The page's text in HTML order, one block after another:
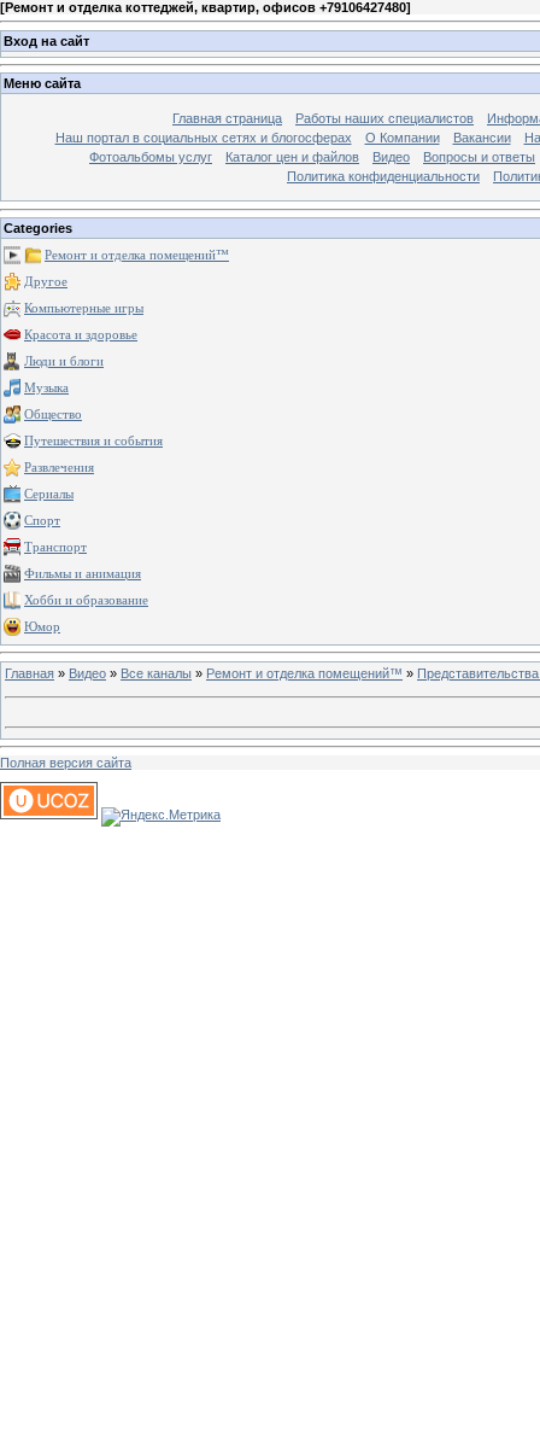
[Ремонт и отделка коттеджей, квартир, офисов +79106427480]
Вход на сайт
Меню сайта
Главная страница Работы наших специалистов
Наш портал в социальных сетях и блогосферах
О Компании Вакансии
Фотоальбомы услуг
Каталог цен и файлов Видео
Вопросы и ответы
Политика конфиденциальности
Categories
Ремонт и отделка помещений™
Другое
Компьютерные игры
Красота и здоровье
Люди и блоги
Музыка
Общество
Путешествия и события
Развлечения
Сериалы
Спорт
Транспорт
Фильмы и анимация
Хобби и образование
Юмор
Главная » Видео » Все каналы » Ремонт и отделка помещений™ »
Полная версия сайта